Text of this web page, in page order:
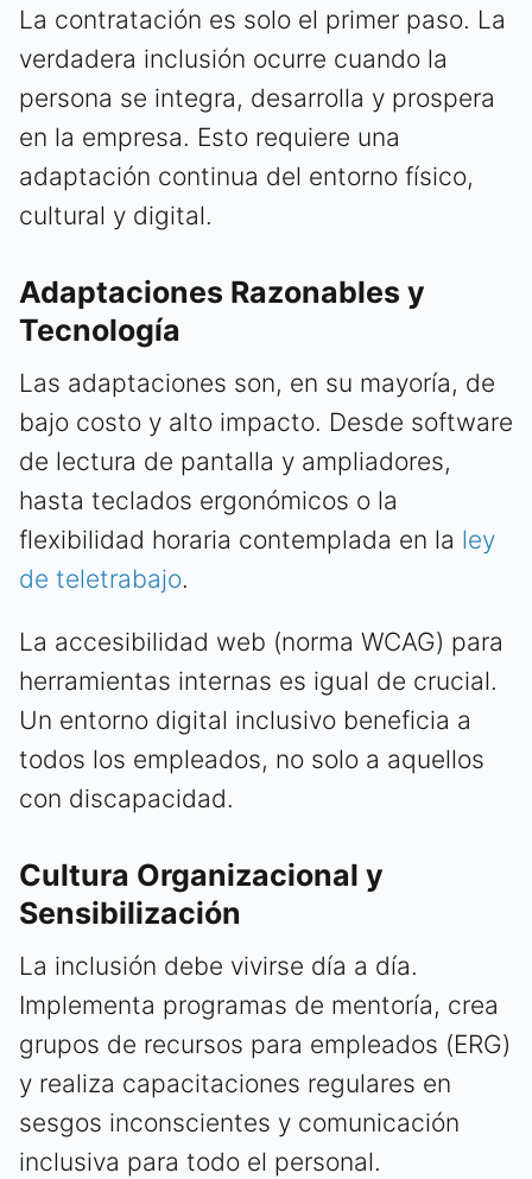
La contratación es solo el primer paso. La
verdadera inclusión ocurre cuando la
persona se integra, desarrolla y prospera
en la empresa. Esto requiere una
adaptación continua del entorno físico,
cultural y digital.
Adaptaciones Razonables y
Tecnología
Las adaptaciones son, en su mayoría, de
bajo costo y alto impacto. Desde software
de lectura de pantalla y ampliadores,
hasta teclados ergonómicos o la
flexibilidad horaria contemplada en la ley
de teletrabajo.
La accesibilidad web (norma WCAG) para
herramientas internas es igual de crucial.
Un entorno digital inclusivo beneficia a
todos los empleados, no solo a aquellos
con discapacidad.
Cultura Organizacional y
Sensibilización
La inclusión debe vivirse día a día.
Implementa programas de mentoría, crea
grupos de recursos para empleados (ERG)
y realiza capacitaciones regulares en
sesgos inconscientes y comunicación
inclusiva para todo el personal.